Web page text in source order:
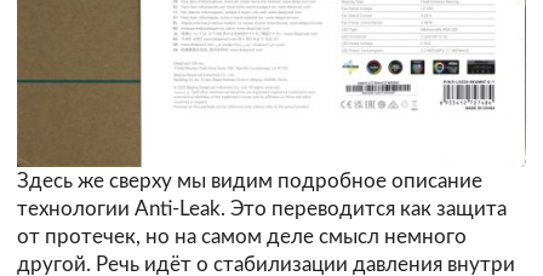
Здесь же сверху мы видим подробное описание
технологии Anti-Leak. Это переводится как защита
от протечек, но на самом деле смысл немного
другой. Речь идёт о стабилизации давления внутри